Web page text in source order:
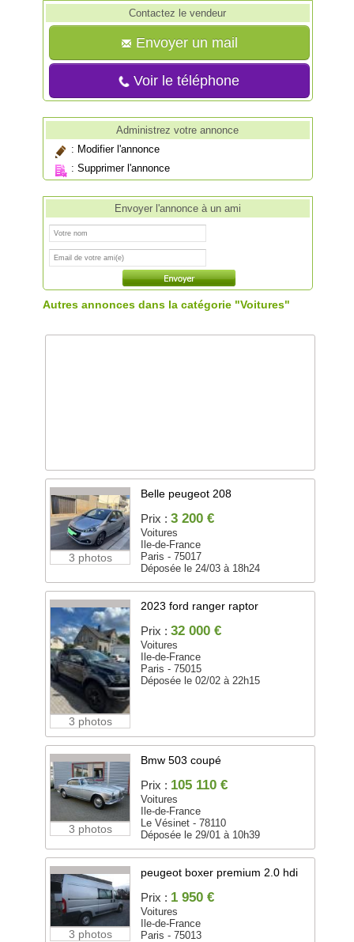
Contactez le vendeur
Envoyer un mail
Voir le téléphone
Administrez votre annonce
: Modifier l'annonce
:Supprimer l'annonce
Envoyer l'annonce à un ami
Autres annonces dans la catégorie "Voitures"
3 photos
Belle peugeot 208
Prix : 3 200 €
Voitures
Ile-de-France
Paris - 75017
Déposée le 24/03 à 18h24
3 photos
2023 ford ranger raptor
Prix : 32 000 €
Voitures
Ile-de-France
Paris - 75015
Déposée le 02/02 à 22h15
3 photos
Bmw 503 coupé
Prix : 105 110 €
Voitures
Ile-de-France
Le Vésinet - 78110
Déposée le 29/01 à 10h39
3 photos
peugeot boxer premium 2.0 hdi
Prix : 1 950 €
Voitures
Ile-de-France
Paris - 75013